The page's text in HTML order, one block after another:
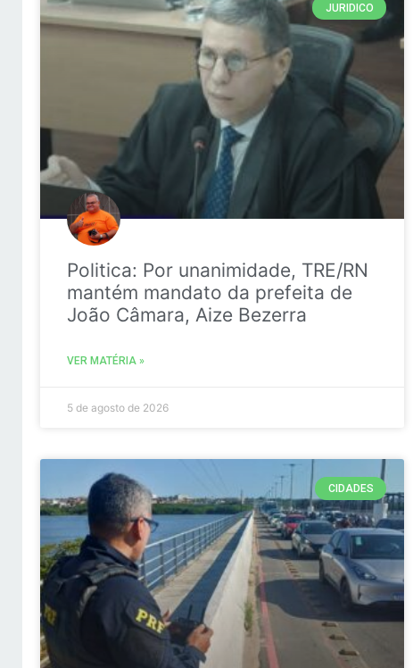
JURIDICO
Politica: Por unanimidade, TRE/RN
mantém mandato da prefeita de
João Câmara, Aize Bezerra
VER MATÉRIA »
5 de agosto de 2026
CIDADES